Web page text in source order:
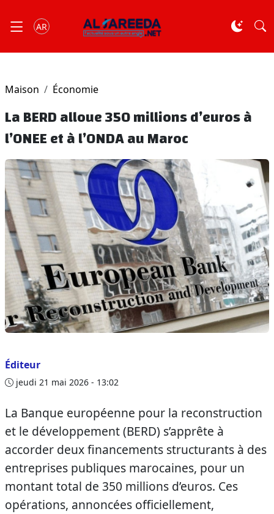
AR
Maison Économie
La BERD alloue 350 millions d’euros à
l’ONEE et à l’ONDA au Maroc
Éditeur
jeudi 21 mai 2026 - 13:02
La Banque européenne pour la reconstruction
et le développement (BERD) s’apprête à
accorder deux financements structurants à des
entreprises publiques marocaines, pour un
montant total de 350 millions d’euros. Ces
opérations, annoncées officiellement,